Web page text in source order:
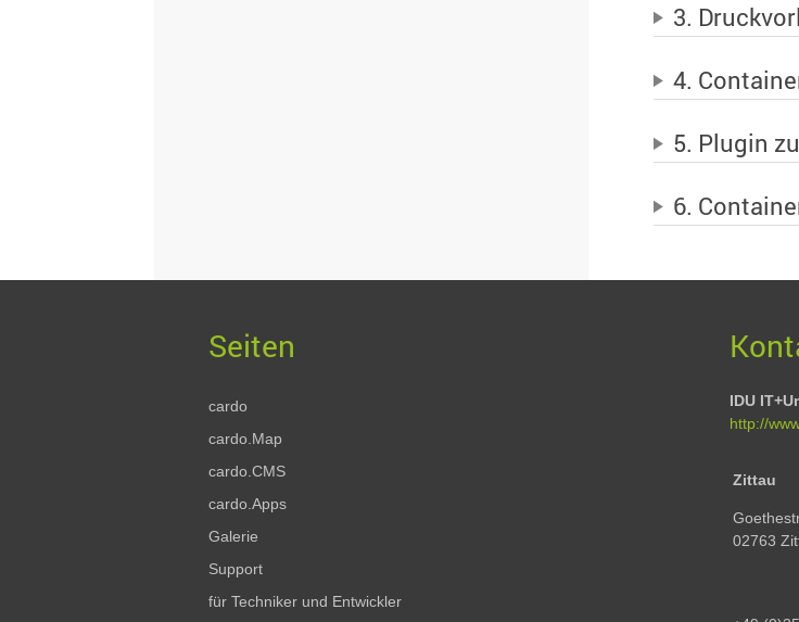
3.
4.
5. Plugin
6.
cardo
cardo.Map
cardo.CMS
cardo.Apps
Galerie
Support
für Techniker und Entwickler
IDU
http://
Zittau
02763